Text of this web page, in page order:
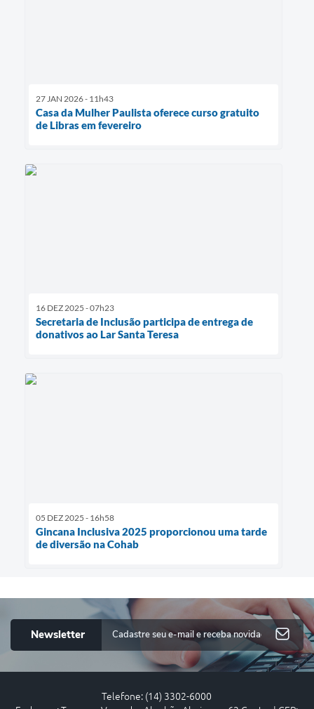
27 JAN 2026 - 11h43
Casa da Mulher Paulista oferece curso gratuito
de Libras em fevereiro
16 DEZ 2025 - 07h23
Secretaria de Inclusão participa de entrega de
donativos ao Lar Santa Teresa
05 DEZ 2025 - 16h58
Gincana Inclusiva 2025 proporcionou uma tarde
de diversão na Cohab
Newsletter
Telefone: (14) 3302-6000